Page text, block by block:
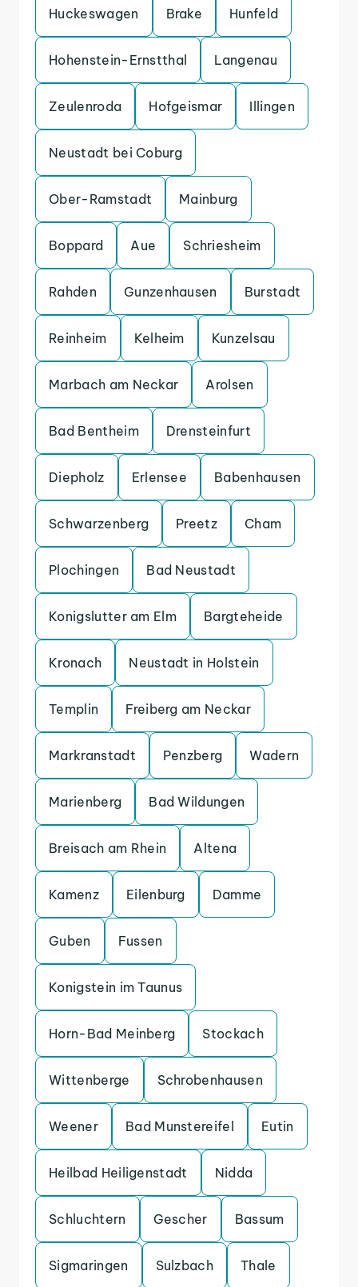
Huckeswagen Brake Hunfeld
Hohenstein-Ernstthal Langenau
Zeulenroda Hofgeismar Illingen
Neustadt bei Coburg
Ober-Ramstadt Mainburg
Boppard Aue Schriesheim
Rahden Gunzenhausen Burstadt
Reinheim Kelheim Kunzelsau
Marbach am Neckar Arolsen
Bad Bentheim Drensteinfurt
Diepholz Erlensee Babenhausen
Schwarzenberg Preetz Cham
Plochingen Bad Neustadt
Konigslutter am Elm Bargteheide
Kronach Neustadt in Holstein
Templin Freiberg am Neckar
Markranstadt Penzberg Wadern
Marienberg Bad Wildungen
Breisach am Rhein Altena
Kamenz Eilenburg Damme
Guben Fussen
Konigstein im Taunus
Horn-Bad Meinberg Stockach
Wittenberge Schrobenhausen
Weener Bad Munstereifel Eutin
Heilbad Heiligenstadt Nidda
Schluchtern Gescher Bassum
Sigmaringen Sulzbach Thale